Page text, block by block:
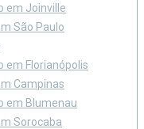
em Joinville
São Paulo
em Florianópolis
Campinas
em Blumenau
Sorocaba